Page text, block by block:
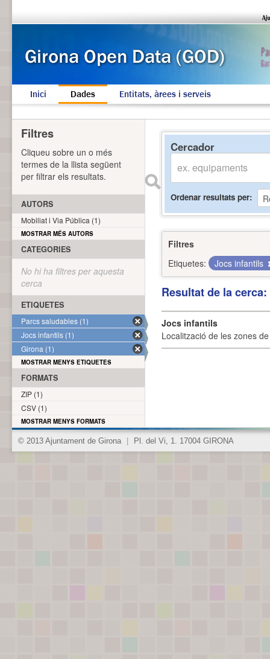
Inici Dades Entitats, àrees i serveis
Cercador
Ordenar resultats per
Filtres
Etiquetes:
Jocs infantils
Resultat de la
Jocs infantils
Localització de les zones
Filtres
Cliqueu sobre un o més
termes de la llista següent
per filtrar els resultats.
AUTORS
Mobiliat i Via Pública (1)
MOSTRAR MÉS AUTORS
CATEGORIES
No hi ha filtres per aquesta
cerca
ETIQUETES
Parcs saludables (1)
Jocs infantils (1)
Girona (1)
MOSTRAR MENYS ETIQUETES
FORMATS
ZIP (1)
CSV (1)
MOSTRAR MENYS FORMATS
© 2013 Ajuntament de Girona Pl. del Vi, 1. 17004 GIRONA